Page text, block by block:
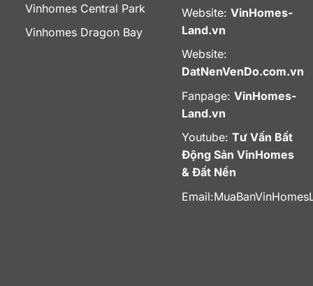
Vinhomes Central Park
Vinhomes Dragon Bay
Website: VinHomes-
Land.vn
Website:
DatNenVenDo.com.vn
Fanpage: VinHomes-
Land.vn
Youtube: Tư Vấn Bất
Động Sản VinHomes
& Đất Nền
Email: